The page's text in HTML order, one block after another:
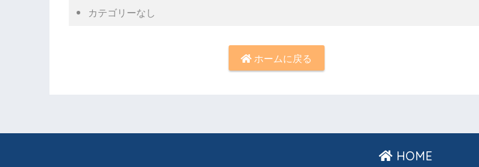
カテゴリーなし
ホームに戻る
HOME